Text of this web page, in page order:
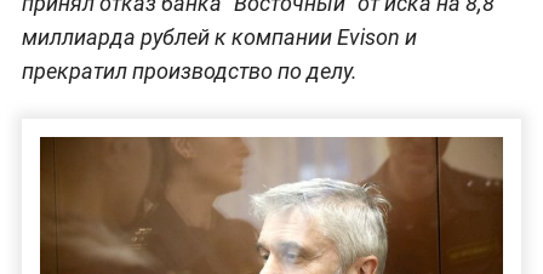
миллиарда рублей к компании Evison и
прекратил производство по делу.